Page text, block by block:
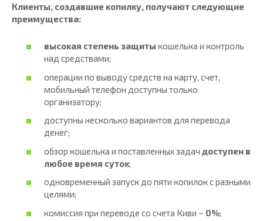
Клиенты, создавшие копилку, получают следующие
преимущества:
высокая степень защиты кошелька и контроль
над средствами;
операции по выводу средств на карту, счет,
мобильный телефон доступны только
организатору;
доступны несколько вариантов для перевода
денег;
обзор кошелька и поставленных задач доступен в
любое время суток;
одновременный запуск до пяти копилок с разными
целями;
комиссия при переводе со счета Киви – 0%;